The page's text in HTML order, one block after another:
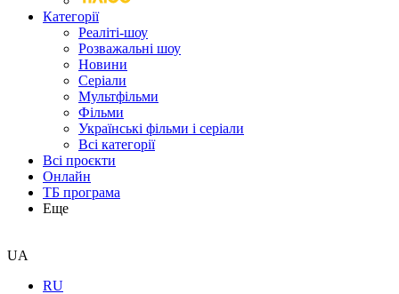
Категорії
Реаліті-шоу
Розважальні шоу
Новини
Серіали
Мультфільми
Фільми
Українські фільми і серіали
Всі категорії
Всі проєкти
Онлайн
ТБ програма
Еще
UA
RU